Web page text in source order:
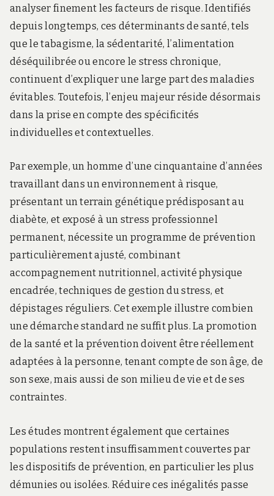
analyser finement les facteurs de risque. Identifiés
depuis longtemps, ces déterminants de santé, tels
que le tabagisme, la sédentarité, l’alimentation
déséquilibrée ou encore le stress chronique,
continuent d’expliquer une large part des maladies
évitables. Toutefois, l’enjeu majeur réside désormais
dans la prise en compte des spécificités
individuelles et contextuelles.
Par exemple, un homme d’une cinquantaine d’années
travaillant dans un environnement à risque,
présentant un terrain génétique prédisposant au
diabète, et exposé à un stress professionnel
permanent, nécessite un programme de prévention
particulièrement ajusté, combinant
accompagnement nutritionnel, activité physique
encadrée, techniques de gestion du stress, et
dépistages réguliers. Cet exemple illustre combien
une démarche standard ne suffit plus. La promotion
de la santé et la prévention doivent être réellement
adaptées à la personne, tenant compte de son âge, de
son sexe, mais aussi de son milieu de vie et de ses
contraintes.
Les études montrent également que certaines
populations restent insuffisamment couvertes par
les dispositifs de prévention, en particulier les plus
démunies ou isolées. Réduire ces inégalités passe